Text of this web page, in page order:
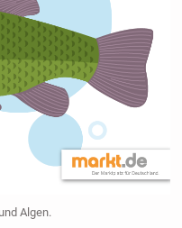
Algen.